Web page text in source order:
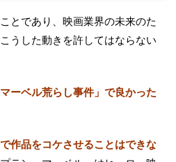
とであり、映画業界の未来のた
うした動きを許してはならない
マーベル荒らし事件」で良かった
作品をコケさせることはできな